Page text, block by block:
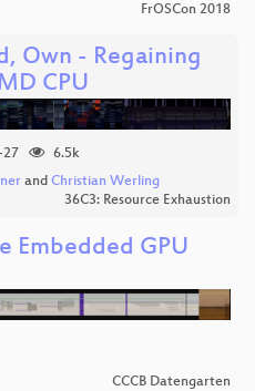
FrOSCon 2018
Own - Regaining
CPU
6.5k
and Christian Werling
36C3: Resource Exhaustion
Embedded GPU
CCCB Datengarten